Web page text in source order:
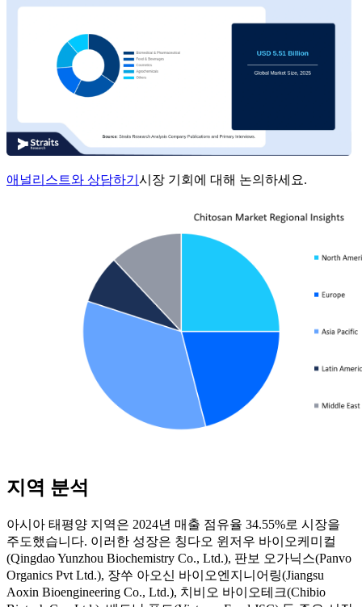
애널리스트와 상담하기 시장 기회에 대해 논의하세요.
지역 분석
아시아 태평양 지역은 2024년 매출 점유율 34.55%로 시장을
주도했습니다. 이러한 성장은 칭다오 윈저우 바이오케미컬
(Qingdao Yunzhou Biochemistry Co., Ltd.), 판보 오가닉스(Panvo
Organics Pvt Ltd.), 장쑤 아오신 바이오엔지니어링(Jiangsu
Aoxin Bioengineering Co., Ltd.), 치비오 바이오테크(Chibio